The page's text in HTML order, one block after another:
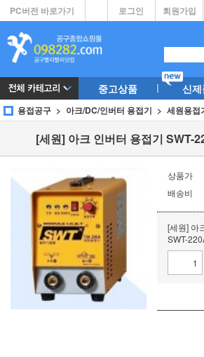
PC버전 바로가기 회원가입
로그인
중고상품 신
용접공구 아크/DC/인버터 용접기 세원용접
[세원] 아크 인버터 용접기 SWT-
상품가
배송비
[세원] 아
SWT-